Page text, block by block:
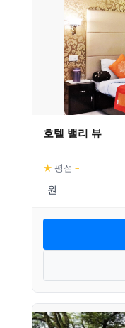
호텔 밸리 뷰
★ 평점 –